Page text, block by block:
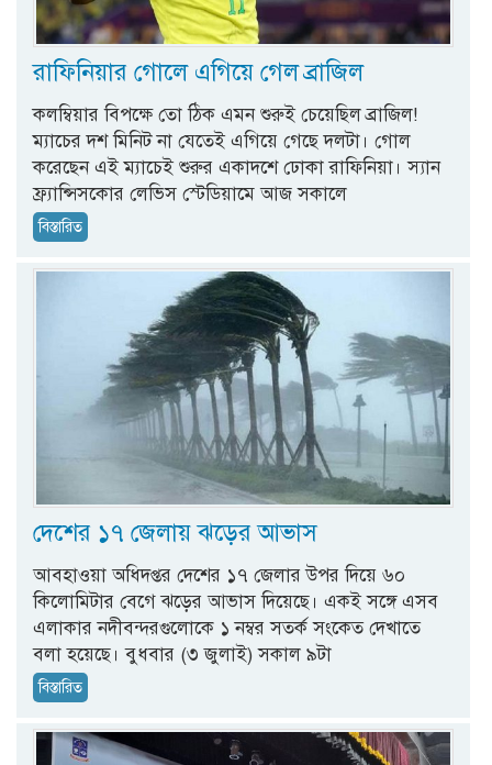
রাফিনিয়ার গোলে এগিয়ে গেল ব্রাজিল
কলম্বিয়ার বিপক্ষে তো ঠিক এমন শুরুই চেয়েছিল ব্রাজিল!
ম্যাচের দশ মিনিট না যেতেই এগিয়ে গেছে দলটা। গোল
করেছেন এই ম্যাচেই শুরুর একাদশে ঢোকা রাফিনিয়া। স্যান
ফ্র্যান্সিসকোর লেভিস স্টেডিয়ামে আজ সকালে
বিস্তারিত
দেশের ১৭ জেলায় ঝড়ের আভাস
আবহাওয়া অধিদপ্তর দেশের ১৭ জেলার উপর দিয়ে ৬০
কিলোমিটার বেগে ঝড়ের আভাস দিয়েছে। একই সঙ্গে এসব
এলাকার নদীবন্দরগুলোকে ১ নম্বর সতর্ক সংকেত দেখাতে
বলা হয়েছে। বুধবার (৩ জুলাই) সকাল ৯টা
বিস্তারিত